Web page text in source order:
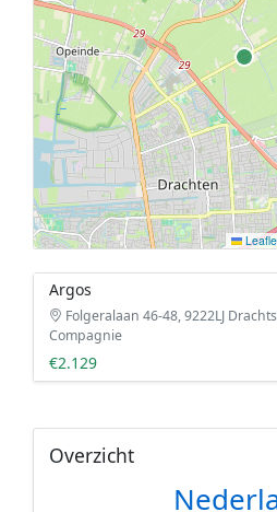
Argos
Folgeralaan 46-48, 9222LJ
Compagnie
€2.129
Overzicht